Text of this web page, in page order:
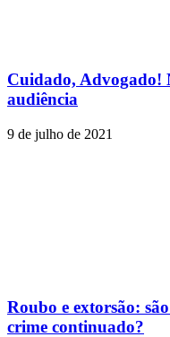
Cuidado, Advogado!
audiência
9 de julho de 2021
Roubo e extorsão:
crime continuado?